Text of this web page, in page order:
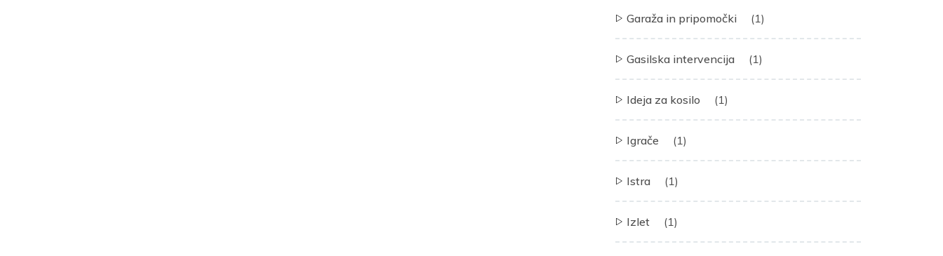
Garaža in pripomočki (1)
Gasilska intervencija (1)
Ideja za kosilo (1)
Igrače (1)
Istra (1)
Izlet (1)